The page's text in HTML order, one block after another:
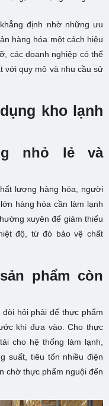
định nhờ những ưu
hàng hóa một cách hiệu
các doanh nghiệp có thể
với quy mô và nhu cầu sử
kho lạnh
nhỏ lẻ và
lượng hàng hóa, người
hàng hóa cần làm lạnh
xuyên để giảm thiểu
độ, từ đó bảo vệ chất
phẩm còn
hỏi phải để thực phẩm
khi đưa vào. Cho thực
cho hệ thống làm lạnh,
suất, tiêu tốn nhiều điện
chờ thực phẩm nguội đến